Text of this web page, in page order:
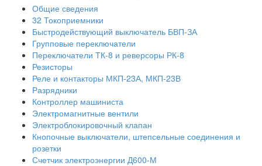
Общие сведения
32 Токоприемники
Быстродействующий выключатель БВП-ЗА
Групповые переключатели
Переключатели ТК-8 и реверсоры РК-8
Резисторы
Реле и контакторы МКП-23А, МКП-23В
Разрядники
Контроллер машиниста
Электромагнитные вентили
Электроблокировочный клапан
Кнопочные выключатели, штепсельные соединения и
розетки
Счетчик электроэнергии Д600-М